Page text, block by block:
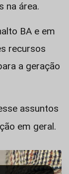
na área.
BA e em
recursos
a geração
assuntos
em geral.